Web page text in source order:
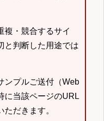
・競合するサイ
と判断した用途では
ンプルご送付（Web
に当該ページのURL
だきます。